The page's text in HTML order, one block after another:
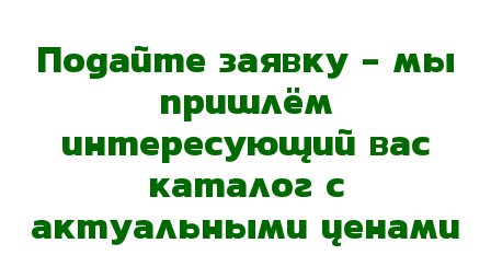
Подайте заявку - мы
пришлём
интересующий вас
каталог с
актуальными ценами